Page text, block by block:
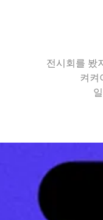
전시회를 봤
켜켜